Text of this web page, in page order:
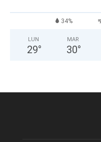
34%
LUN
29°
MAR
30°